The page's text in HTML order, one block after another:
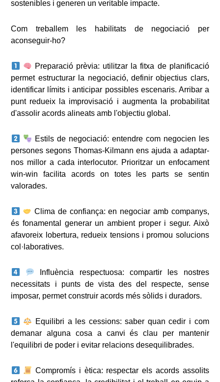
sostenibles i generen un veritable impacte.
Com treballem les habilitats de negociació per
aconseguir-ho?
Preparació prèvia: utilitzar la fitxa de planificació
permet estructurar la negociació, definir objectius clars,
identificar límits i anticipar possibles escenaris. Arribar a
punt redueix la improvisació i augmenta la probabilitat
d'assolir acords alineats amb l'objectiu global.
Estils de negociació: entendre com negocien les
persones segons Thomas-Kilmann ens ajuda a adaptar-
nos millor a cada interlocutor. Prioritzar un enfocament
win-win facilita acords on totes les parts se sentin
valorades.
Clima de confiança: en negociar amb companys,
és fonamental generar un ambient proper i segur. Això
afavoreix lobertura, redueix tensions i promou solucions
col·laboratives.
Influència respectuosa: compartir les nostres
necessitats i punts de vista des del respecte, sense
imposar, permet construir acords més sòlids i duradors.
Equilibri a les cessions: saber quan cedir i com
demanar alguna cosa a canvi és clau per mantenir
l'equilibri de poder i evitar relacions desequilibrades.
Compromís i ètica: respectar els acords assolits